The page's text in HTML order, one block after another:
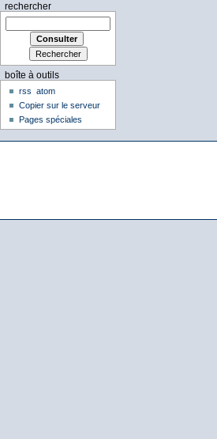
rechercher
boîte à outils
rss
atom
Copier sur le serveur
Pages spéciales